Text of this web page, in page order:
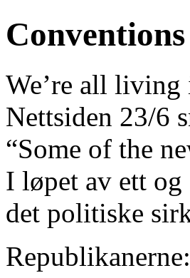
We’re all living
Nettsiden 23/6
“Some of the
I løpet av ett
det politiske
Republikanerne: